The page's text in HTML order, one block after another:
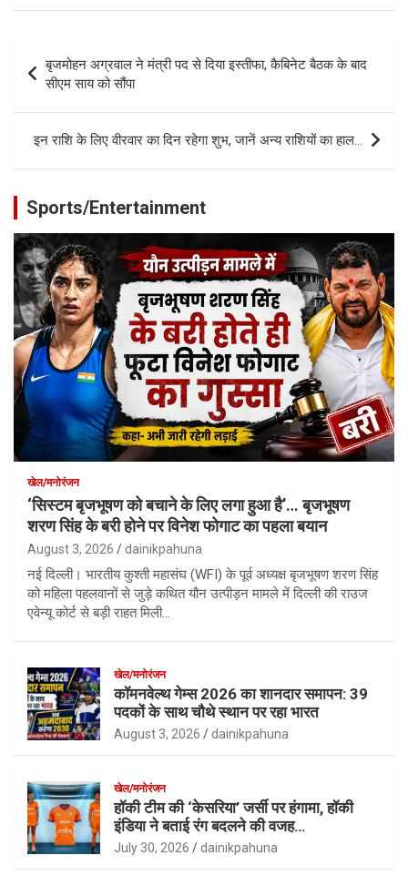
navigation
बृजमोहन अग्रवाल ने मंत्री पद से दिया इस्तीफा, कैबिनेट बैठक के बाद
सीएम साय को सौंपा
इन राशि के लिए वीरवार का दिन रहेगा शुभ, जानें अन्य राशियों का हाल…
Sports/Entertainment
खेल/मनोरंजन
‘सिस्टम बृजभूषण को बचाने के लिए लगा हुआ है’… बृजभूषण
शरण सिंह के बरी होने पर विनेश फोगाट का पहला बयान
August 3, 2026 dainikpahuna
नई दिल्ली। भारतीय कुश्ती महासंघ (WFI) के पूर्व अध्यक्ष बृजभूषण शरण सिंह
को महिला पहलवानों से जुड़े कथित यौन उत्पीड़न मामले में दिल्ली की राउज
एवेन्यू कोर्ट से बड़ी राहत मिली…
खेल/मनोरंजन
कॉमनवेल्थ गेम्स 2026 का शानदार समापन: 39
पदकों के साथ चौथे स्थान पर रहा भारत
August 3, 2026 dainikpahuna
खेल/मनोरंजन
हॉकी टीम की ‘केसरिया’ जर्सी पर हंगामा, हॉकी
इंडिया ने बताई रंग बदलने की वजह…
July 30, 2026 dainikpahuna